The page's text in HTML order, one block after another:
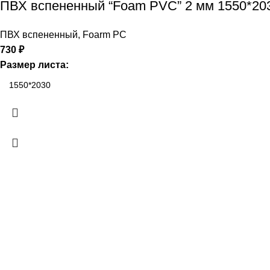
ПВХ вспененный “Foam PVC” 2 мм
ПВХ вспененный, Foarm PC
730 ₽
Размер листа: